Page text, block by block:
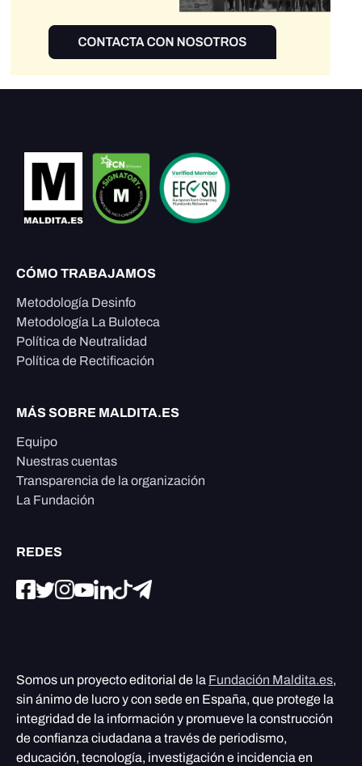
CÓMO TRABAJAMOS
Metodología Desinfo
Metodología La Buloteca
Política de Neutralidad
Política de Rectificación
MÁS SOBRE MALDITA.ES
Equipo
Nuestras cuentas
Transparencia de la organización
La Fundación
REDES
Somos un proyecto editorial de la Fundación Maldita.es,
sin ánimo de lucro y con sede en España, que protege la
integridad de la información y promueve la construcción
de confianza ciudadana a través de periodismo,
educación, tecnología, investigación e incidencia en